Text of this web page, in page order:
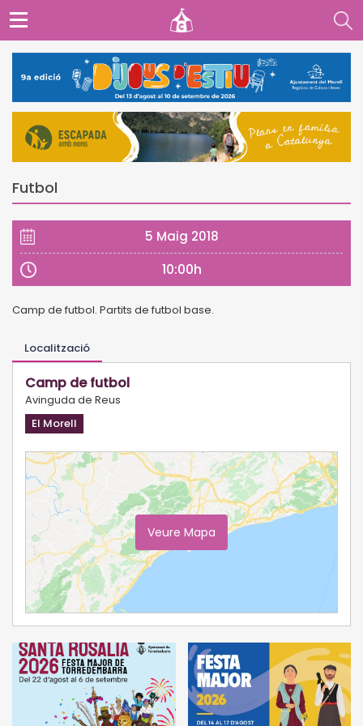
Futbol
5 Maig 2018
10:00h
Camp de futbol. Partits de futbol base.
Localització
Camp de futbol
Avinguda de Reus
El Morell
Veure Mapa